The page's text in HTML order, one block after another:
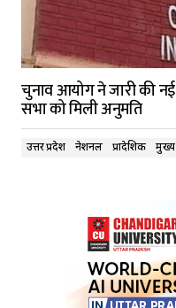
चुनाव आयोग ने जारी की
सभा को मिली अनुमति
उत्तर प्रदेश नेशनल प्रादेशिक मुख्य